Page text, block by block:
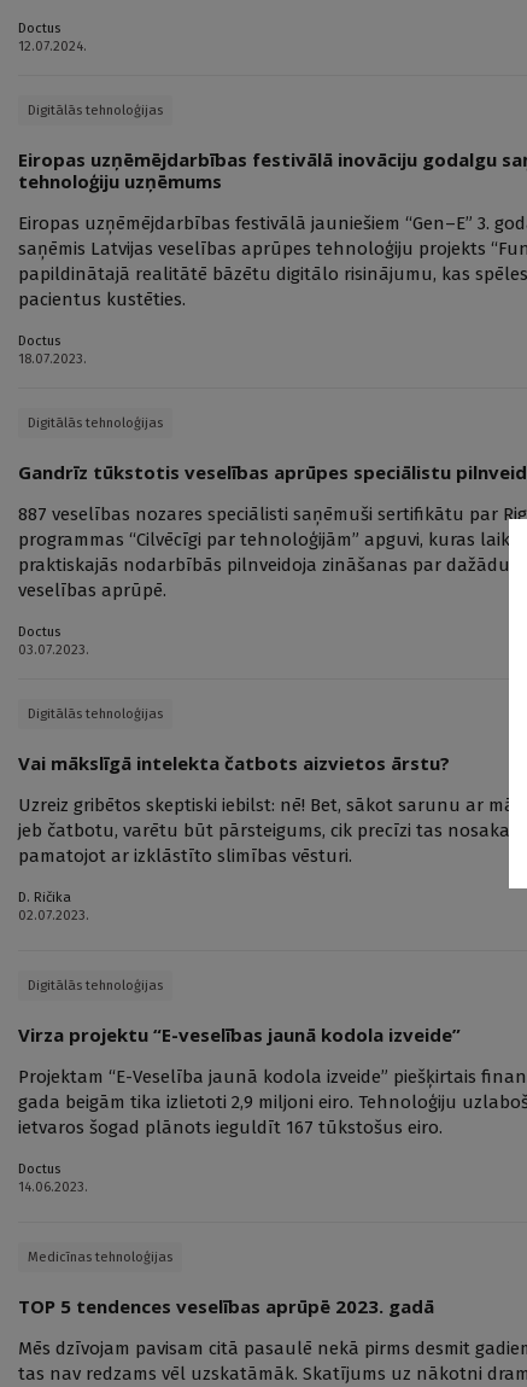
Doctus
12.07.2024.
Digitālās tehnoloģijas
Eiropas uzņēmējdarbības festivālā inovāciju godalgu
tehnoloģiju uzņēmums
Eiropas uzņēmējdarbības festivālā jauniešiem “Gen–E” 3.
saņēmis Latvijas veselības aprūpes tehnoloģiju projekts
papildinātajā realitātē bāzētu digitālo risinājumu, kas
pacientus kustēties.
Doctus
18.07.2023.
Digitālās tehnoloģijas
Gandrīz tūkstotis veselības aprūpes speciālistu
887 veselības nozares speciālisti saņēmuši sertifikātu par
programmas “Cilvēcīgi par tehnoloģijām” apguvi, kuras laikā
praktiskajās nodarbībās pilnveidoja zināšanas par dažādu
veselības aprūpē.
Doctus
03.07.2023.
Digitālās tehnoloģijas
Vai mākslīgā intelekta čatbots aizvietos ārstu?
Uzreiz gribētos skeptiski iebilst: nē! Bet, sākot sarunu ar
jeb čatbotu, varētu būt pārsteigums, cik precīzi tas nosaka
pamatojot ar izklāstīto slimības vēsturi.
D. Ričika
02.07.2023.
Digitālās tehnoloģijas
Virza projektu “E-veselības jaunā kodola izveide”
Projektam “E-Veselība jaunā kodola izveide” piešķirtais
gada beigām tika izlietoti 2,9 miljoni eiro. Tehnoloģiju
ietvaros šogad plānots ieguldīt 167 tūkstošus eiro.
Doctus
14.06.2023.
Medicīnas tehnoloģijas
TOP 5 tendences veselības aprūpē 2023. gadā
Mēs dzīvojam pavisam citā pasaulē nekā pirms desmit
tas nav redzams vēl uzskatāmāk. Skatījums uz nākotni